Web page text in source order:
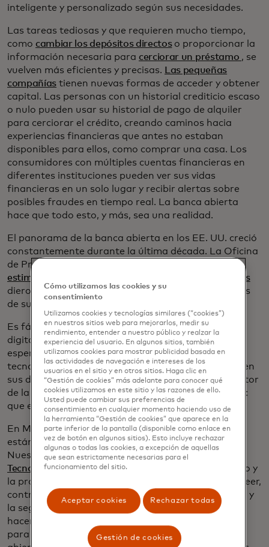
inteligente y personalizado según sus necesidades.
Las tareas tediosas y que requieren mucho tiempo,
como cambiar los depósitos directoso proporcionar la
información necesaria para cerciorar un préstamo , se
vuelven más eficientes y precisas.
Las pequeñas
compañías tienen nuevas formas de acceder y obtener
capital. Las personas con un historial crediticio escaso
o nulo pueden usar su historial de pago de alquiler
para cerciorar el crédito, creando caminos hacia
experiencias financieras que antes no estaban
disponibles para ellos, como comprar una casa. Los
consumidores con múltiples cuentas financieras en
diferentes instituciones pueden ver sus vidas
financieras en un solo lugar y recibir alertas sobre
posibles fraudes en tiempo real. La banca abierta
hace que todo esto, y más, sea una realidad.
El panorama de la banca abierta en los EE. UU. creció
constantemente durante la última década. La Oficina
de Protección Financiera del Consumidor (CFPB)
estima que al menos 100 millones de estadounidenses
dieron licencia a un tercero para acceder a los datos
de sus cuentas para obtener mejores servicios.
Es fácil entender por qué: en la era altamente
digitalizada en la que vivimos, los consumidores
esperan que sus experiencias financieras sean tan
tecnológicamente avanzadas como ellos. Comparten
sus datos para obtener estos servicios, pero un factor
de la experiencia debe priorizar por encima de todo:
que esos datosesténprotegidos y seguros.
En Mastercard, nos atenemos a los más altos
estándares de prácticas de datos responsables.
NuestrosPrincipios de Responsabilidad de Datos y
Tecnología,lanzados en 2019, se basan en el respeto y
la protección de los derechos de las personas a poseer,
controlar y beneficiarse de sus datos. La privacidad y
la seguridad están integradas en todo lo que
hacemos. Estos compromisos son fundamentales
para nuestra visión de un ecosistema de banca
Cómo utilizamos las cookies y su
consentimiento
Utilizamos cookies y tecnologías similares (“cookies”)
en nuestros sitios web para mejorarlos, medir su
rendimiento, entender a nuestro público y realzar la
experiencia del usuario. En algunos sitios, también
utilizamos cookies para mostrar publicidad basada en
las actividades de navegación e intereses de los
usuarios en el sitio y en otros sitios. Haga clic en
“Gestión de cookies” más adelante para conocer qué
cookies utilizamos en este sitio y las razones de ello.
Usted puede cambiar sus preferencias de
consentimiento en cualquier momento haciendo uso de
la herramienta “Gestión de cookies” que aparece en la
parte inferior de la pantalla (disponible como enlace en
vez de botón en algunos sitios). Esto incluye rechazar
algunas o todas las cookies, a excepción de aquellas
que sean estrictamente necesarias para el
funcionamiento del sitio.
Aceptar cookies Rechazar todas
Gestión de cookies